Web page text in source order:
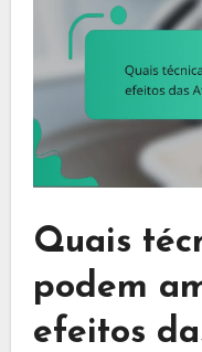
Quais
podem
efeitos